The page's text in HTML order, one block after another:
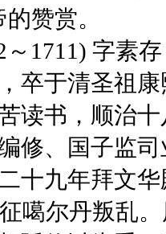
赞赏。
字素存
卒于清圣祖
读书，顺治
修、国子监
十九年拜文
征噶尔丹叛乱